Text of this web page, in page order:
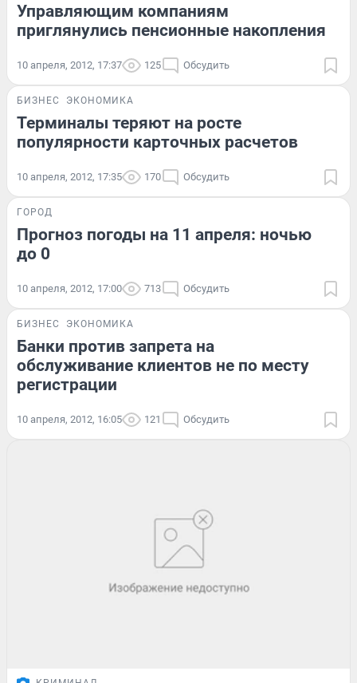
Управляющим компаниям
приглянулись пенсионные накопления
10 апреля, 2012, 17:37 125 Обсудить
БИЗНЕС ЭКОНОМИКА
Терминалы теряют на росте
популярности карточных расчетов
10 апреля, 2012, 17:35 170 Обсудить
ГОРОД
Прогноз погоды на 11 апреля: ночью
до 0
10 апреля, 2012, 17:00 713 Обсудить
БИЗНЕС ЭКОНОМИКА
Банки против запрета на
обслуживание клиентов не по месту
регистрации
10 апреля, 2012, 16:05 121 Обсудить